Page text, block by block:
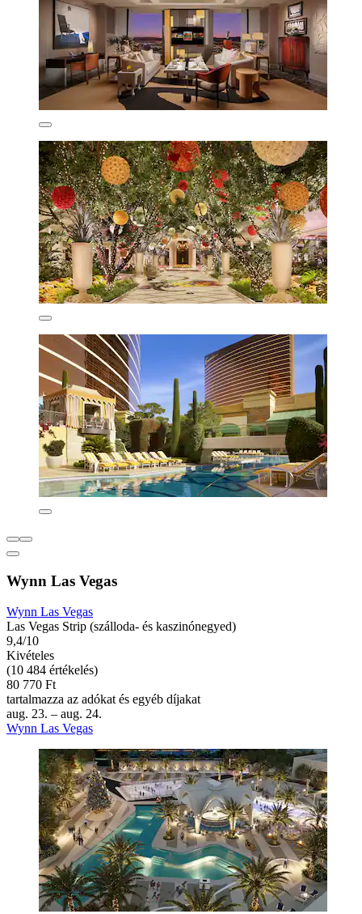
Wynn Las Vegas
Wynn Las Vegas
Las Vegas Strip (szálloda- és kaszinónegyed)
9,4/10
Kivételes
(10 484 értékelés)
80 770 Ft
tartalmazza az adókat és egyéb díjakat
aug. 23. – aug. 24.
Wynn Las Vegas